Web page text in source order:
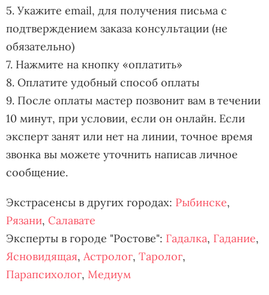
5. Укажите email, для получения письма с
подтверждением заказа консультации (не
обязательно)
7. Нажмите на кнопку «оплатить»
8. Оплатите удобный способ оплаты
9. После оплаты мастер позвонит вам в течении
10 минут, при условии, если он онлайн. Если
эксперт занят или нет на линии, точное время
звонка вы можете уточнить написав личное
сообщение.
Экстрасенсы в других городах: Рыбинске,
Рязани, Салавате
Эксперты в городе "Ростове": Гадалка, Гадание,
Ясновидящая, Астролог, Таролог,
Парапсихолог, Медиум